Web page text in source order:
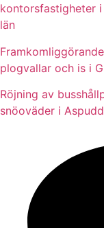
kontorsfastigheter
län
plogvallar och is i
Röjning av
snöoväder i